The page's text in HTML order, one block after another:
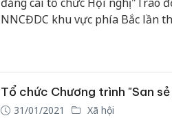
NNCĐDC khu vực phía Bắc lần
Tổ chức Chương trình "San
31/01/2021 Xã hội